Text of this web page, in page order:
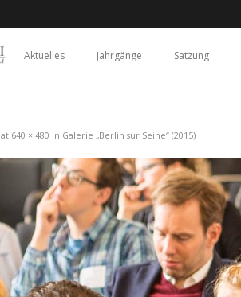
Aktuelles Jahrgänge Satzung
at 640 × 480 in Galerie „Berlin sur Seine“ (2015)